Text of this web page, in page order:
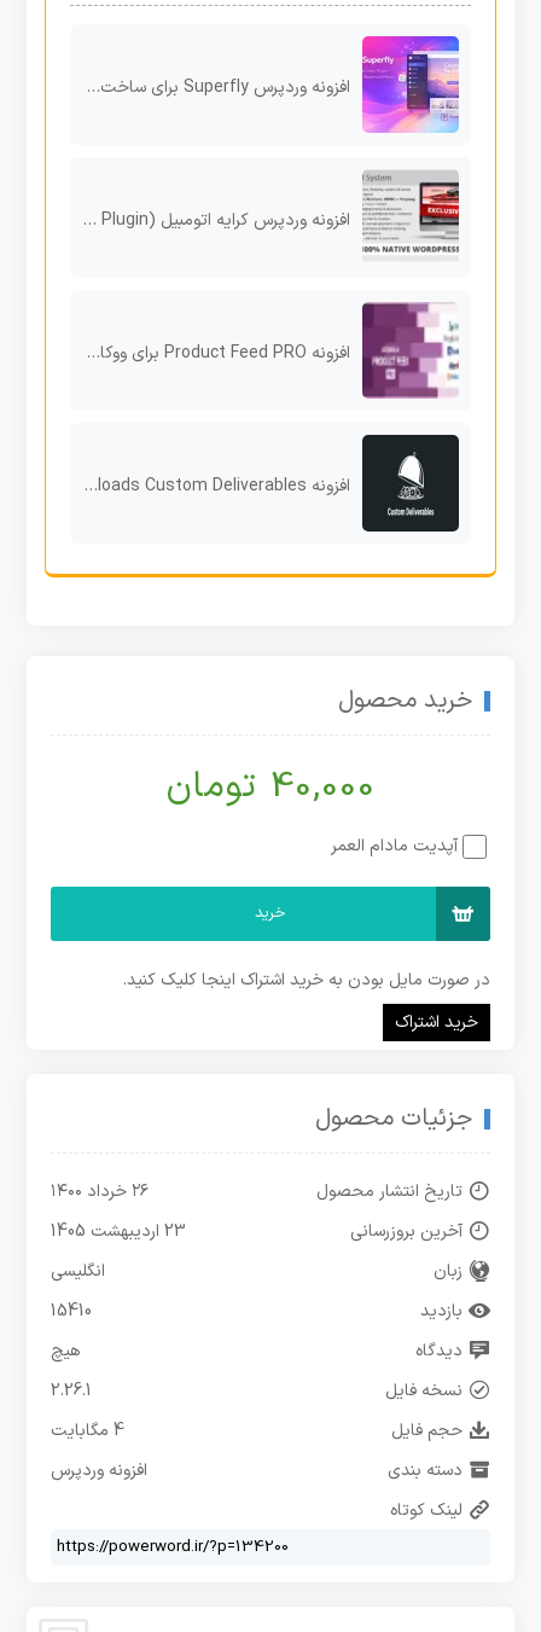
افزونه وردپرس Superfly برای ساخت منوی واکنش‌گرای حرفه‌ای
افزونه وردپرس کرایه اتومبیل Car Rental System (Native WordPress Plugin)
افزونه Product Feed PRO برای ووکامرس
افزونه Easy Digital Downloads Custom Deliverables
خرید محصول
40,000 تومان
آپدیت مادام العمر
خرید
در صورت مایل بودن به خرید اشتراک اینجا کلیک کنید.
خرید اشتراک
جزئیات محصول
تاریخ انتشار محصول
۲۶ خرداد ۱۴۰۰
آخرین بروزرسانی
23 اردیبهشت 1405
زبان
انگلیسی
بازدید
15410
دیدگاه
هیچ
نسخه فایل
2.26.1
حجم فایل
4 مگابایت
دسته بندی
افزونه وردپرس
لینک کوتاه